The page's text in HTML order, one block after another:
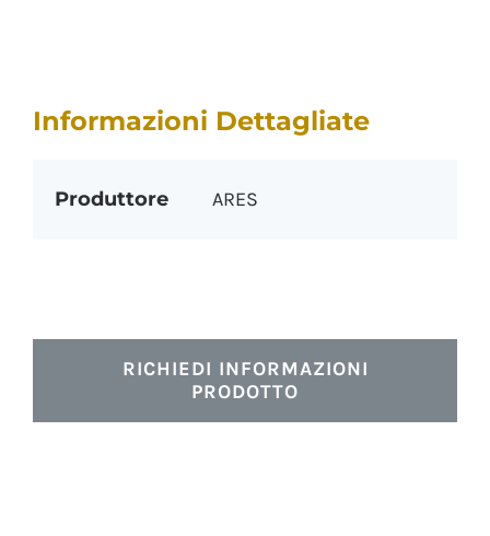
Informazioni Dettagliate
Produttore ARES
RICHIEDI INFORMAZIONI
PRODOTTO